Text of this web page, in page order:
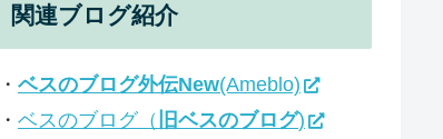
関連ブログ紹介
・ ベスのブログ外伝New(Ameblo)
・ ベスのブログ（ 旧ベスのブログ)